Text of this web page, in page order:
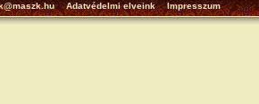
Adatvédelmi elveink Impresszum